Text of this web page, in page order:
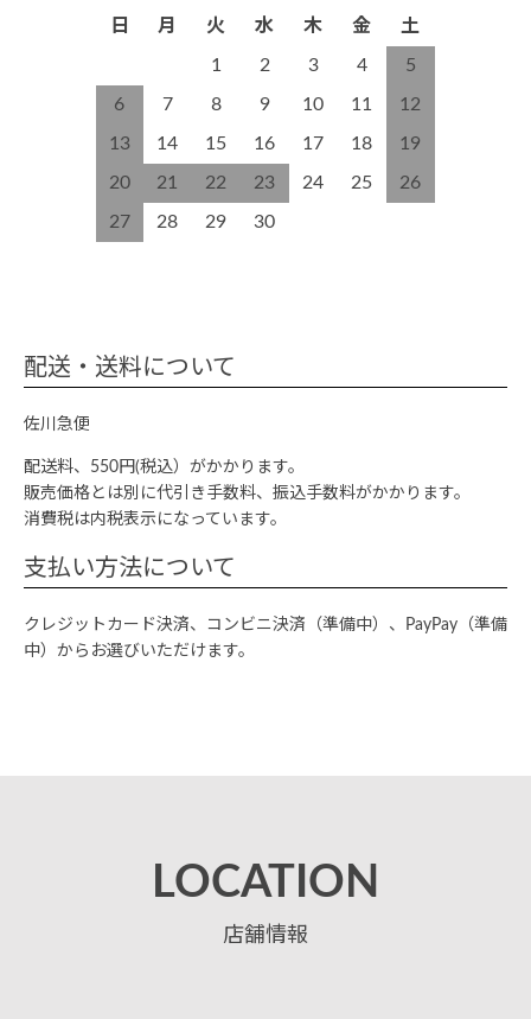
日 月 火 水 木 金 土
1 2 3 4 5
6 7 8 9 10 11 12
13 14 15 16 17 18 19
20 21 22 23 24 25 26
27 28 29 30
配送・送料について
佐川急便
配送料、550円(税込）がかかります。
販売価格とは別に代引き手数料、振込手数料がかかります。
消費税は内税表示になっています。
支払い方法について
クレジットカード決済、コンビニ決済（準備中）、PayPay（準備
中）からお選びいただけます。
LOCATION
店舗情報